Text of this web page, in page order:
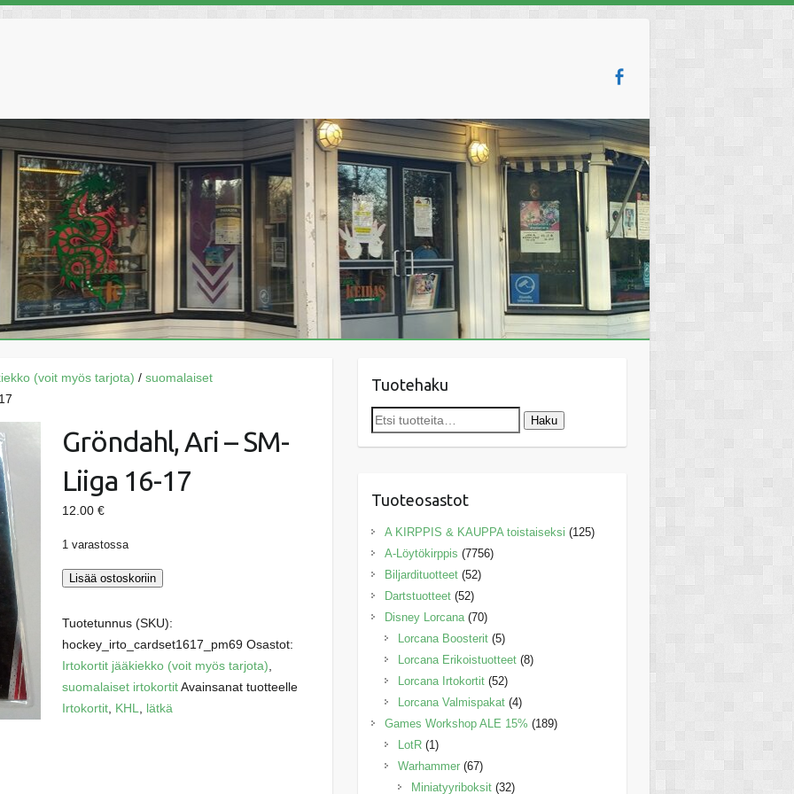
(voit myös tarjota) / suomalaiset
Gröndahl, Ari – SM-
Liiga 16-17
12.00 €
1 varastossa
Gröndahl,
-
SM-
Liiga
16-
17
Lisää ostoskoriin
Tuotetunnus (SKU):
hockey_irto_cardset1617_pm69 Osastot:
Irtokortit jääkiekko (voit myös tarjota),
suomalaiset irtokortit Avainsanat tuotteelle
Irtokortit, KHL, lätkä
Tuotehaku
Etsi: Haku
Tuoteosastot
A KIRPPIS & KAUPPA toistaiseksi (125)
A-Löytökirppis (7756)
Biljardituotteet (52)
Dartstuotteet (52)
Disney Lorcana (70)
Lorcana Boosterit (5)
Lorcana Erikoistuotteet (8)
Lorcana Irtokortit (52)
Lorcana Valmispakat (4)
Games Workshop ALE 15% (189)
LotR (1)
Warhammer (67)
Miniatyyriboksit (32)